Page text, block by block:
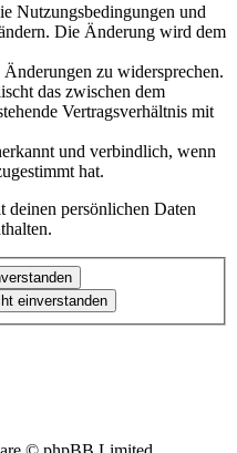
Nutzungsbedingungen und
Die Änderung wird dem
zu widersprechen.
das zwischen dem
Vertragsverhältnis mit
und verbindlich, wenn
hat.
persönlichen Daten